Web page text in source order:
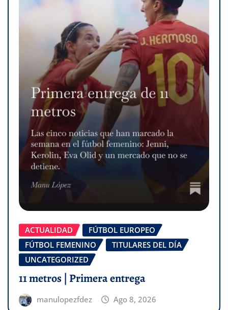
ACTUALIDAD
FÚTBOL EUROPEO
FÚTBOL FEMENINO
TITULARES DEL DÍA
UNCATEGORIZED
11 metros | Primera entrega
manulopezfdez Ago 8, 2026